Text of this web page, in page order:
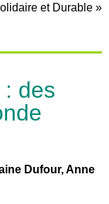
et Durable »
des
Dufour, Anne